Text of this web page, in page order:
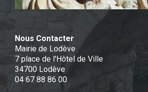
Nous Contacter
Mairie de Lodève
7 place de l'Hôtel de Ville
34700 Lodève
04 67 88 86 00